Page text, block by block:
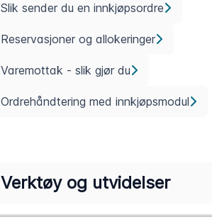
Slik sender du en innkjøpsordre
Reservasjoner og allokeringer
Varemottak - slik gjør du
Ordrehåndtering med innkjøpsmodul
Verktøy og utvidelser